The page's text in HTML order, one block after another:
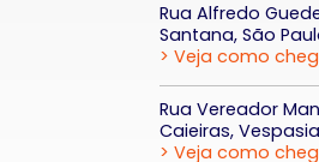
Rua Alfredo
Santana, São
> Veja como
Rua Vereador
Caieiras,
> Veja como